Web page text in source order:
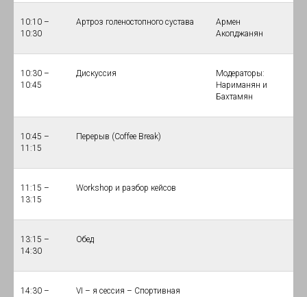
10:10 –
10:30
Артроз голеностопного сустава
Армен
Акопджанян
10:30 –
10:45
Дискуссия
Модераторы:
Нариманян и
Бахтамян
10:45 –
11:15
Перерыв (Coffee Break)
11:15 –
13:15
Workshop и разбор кейсов
13:15 –
14:30
Обед
14:30 –
VI – я сессия – Спортивная